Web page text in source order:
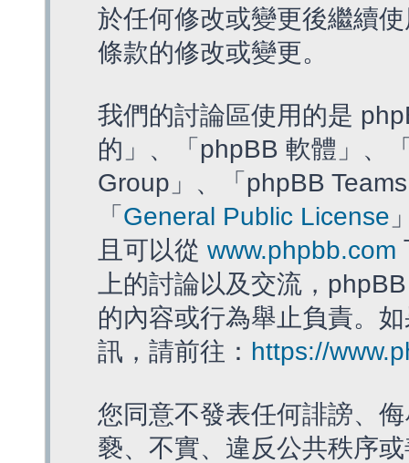
於任何修改或變更後繼續
條款的修改或變更。
我們的討論區使用的是
的」、「phpBB 軟體」、
Group」、「phpBB
「 General Public License
且可以從 www.phpbb.com
上的討論以及交流，
的內容或行為舉止負責。
訊，請前往： https://
您同意不發表任何誹謗、
褻、不實、違反公共秩序